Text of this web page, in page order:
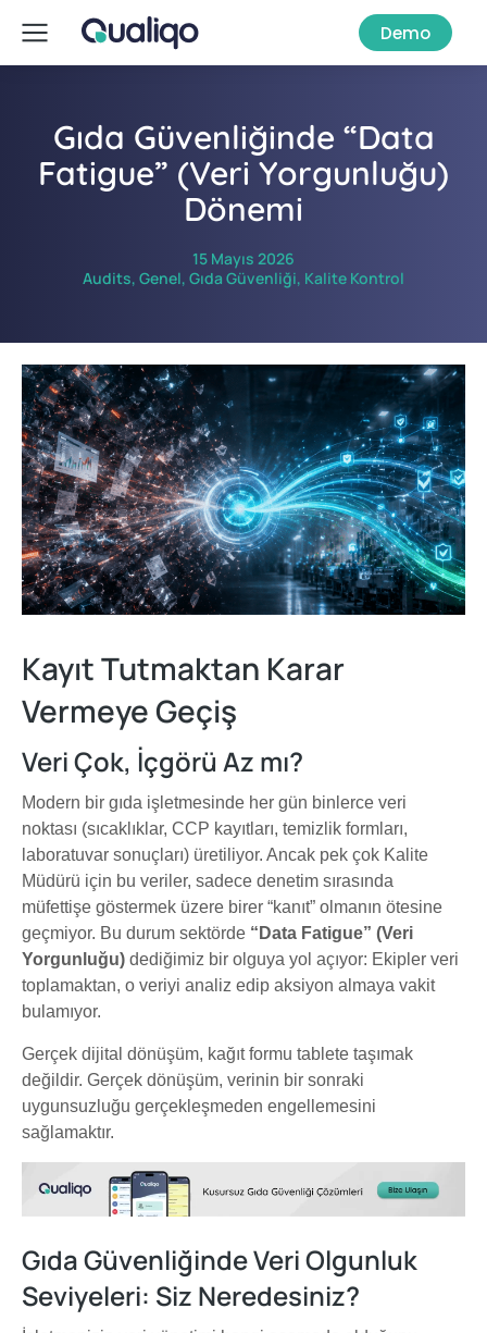
Demo
Gıda Güvenliğinde “Data
Fatigue” (Veri Yorgunluğu)
Dönemi
15 Mayıs 2026
Audits, Genel, Gıda Güvenliği, Kalite Kontrol
Kayıt Tutmaktan Karar
Vermeye Geçiş
Veri Çok, İçgörü Az mı?
Modern bir gıda işletmesinde her gün binlerce veri
noktası (sıcaklıklar, CCP kayıtları, temizlik formları,
laboratuvar sonuçları) üretiliyor. Ancak pek çok Kalite
Müdürü için bu veriler, sadece denetim sırasında
müfettişe göstermek üzere birer “kanıt” olmanın ötesine
geçmiyor. Bu durum sektörde “Data Fatigue” (Veri
Yorgunluğu) dediğimiz bir olguya yol açıyor: Ekipler veri
toplamaktan, o veriyi analiz edip aksiyon almaya vakit
bulamıyor.
Gerçek dijital dönüşüm, kağıt formu tablete taşımak
değildir. Gerçek dönüşüm, verinin bir sonraki
uygunsuzluğu gerçekleşmeden engellemesini
sağlamaktır.
Gıda Güvenliğinde Veri Olgunluk
Seviyeleri: Siz Neredesiniz?